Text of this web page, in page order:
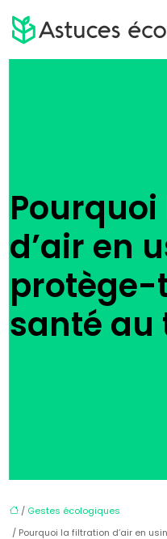
d’air en
santé au
/ Gestes écologiques
/ Pourquoi la filtration d’air en